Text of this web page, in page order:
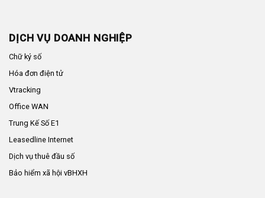
DỊCH VỤ DOANH NGHIỆP
Chữ ký số
Hóa đơn điện tử
Vtracking
Office WAN
Trung Kế Số E1
Leasedline Internet
Dịch vụ thuê đầu số
Bảo hiểm xã hội vBHXH